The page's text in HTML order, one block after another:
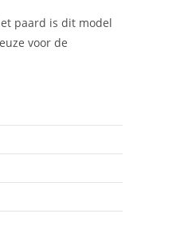
paard is dit model
voor de